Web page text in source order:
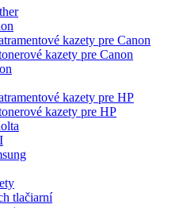
kazety pre Canon
kazety pre Canon
kazety pre HP
kazety pre HP
tlačiarní